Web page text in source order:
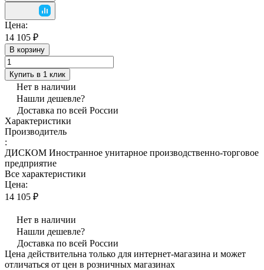
Цена:
14 105 ₽
В корзину
Купить в 1 клик
Нет в наличии
Нашли дешевле?
Доставка по всей России
Характеристики
Производитель
:
ДИСКОМ Иностранное унитарное производственно-торговое
предприятие
Все характеристики
Цена:
14 105 ₽
Нет в наличии
Нашли дешевле?
Доставка по всей России
Цена действительна только для интернет-магазина и может
отличаться от цен в розничных магазинах